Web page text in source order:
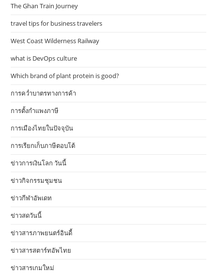
The Ghan Train Journey
travel tips for business travelers
West Coast Wilderness Railway
what is DevOps culture
Which brand of plant protein is good?
การคว่ำบาตรทางการค้า
การตั้งกำแพงภาษี
การเมืองไทยในปัจจุบัน
การเรียกเก็บภาษีตอบโต้
ข่าวการเงินโลก วันนี้
ข่าวกิจกรรมชุมชน
ข่าวกีฬาอัพเดท
ข่าวสดวันนี้
ข่าวสารภาพยนตร์อินดี้
ข่าวสารสตาร์ทอัพไทย
ข่าวสารเกมใหม่